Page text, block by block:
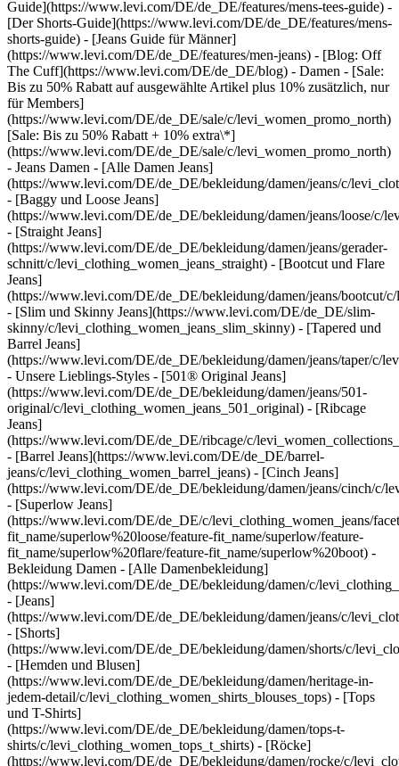
Guide](https://www.levi.com/DE/de_DE/features/mens-tees-guide) -
[Der Shorts-Guide](https://www.levi.com/DE/de_DE/features/mens-
shorts-guide) - [Jeans Guide für Männer]
(https://www.levi.com/DE/de_DE/features/men-jeans) - [Blog: Off
The Cuff](https://www.levi.com/DE/de_DE/blog) - Damen - [Sale:
Bis zu 50% Rabatt auf ausgewählte Artikel plus 10% zusätzlich, nur
für Members]
(https://www.levi.com/DE/de_DE/sale/c/levi_women_promo_north)
[Sale: Bis zu 50% Rabatt + 10% extra\*]
(https://www.levi.com/DE/de_DE/sale/c/levi_women_promo_north)
- Jeans Damen - [Alle Damen Jeans]
(https://www.levi.com/DE/de_DE/bekleidung/damen/jeans/c/
- [Baggy und Loose Jeans]
(https://www.levi.com/DE/de_DE/bekleidung/damen/jeans/loose/c/
- [Straight Jeans]
(https://www.levi.com/DE/de_DE/bekleidung/damen/jeans/gerader-
schnitt/c/levi_clothing_women_jeans_straight) - [Bootcut und Flare
Jeans]
(https://www.levi.com/DE/de_DE/bekleidung/damen/jeans/bootcut/
- [Slim und Skinny Jeans](https://www.levi.com/DE/de_DE/slim-
skinny/c/levi_clothing_women_jeans_slim_skinny) - [Tapered und
Barrel Jeans]
(https://www.levi.com/DE/de_DE/bekleidung/damen/jeans/taper/c/
- Unsere Lieblings-Styles - [501® Original Jeans]
(https://www.levi.com/DE/de_DE/bekleidung/damen/jeans/501-
original/c/levi_clothing_women_jeans_501_original) - [Ribcage
Jeans]
(https://www.levi.com/DE/de_DE/ribcage/c/
- [Barrel Jeans](https://www.levi.com/DE/de_DE/barrel-
jeans/c/levi_clothing_women_barrel_jeans) - [Cinch Jeans]
(https://www.levi.com/DE/de_DE/bekleidung/damen/jeans/cinch/c/
- [Superlow Jeans]
(https://www.levi.com/DE/de_DE/c/levi_clothing_women_jeans/
fit_name/superlow%20loose/feature-fit_name/superlow/feature-
fit_name/superlow%20flare/feature-fit_name/superlow%20boot) -
Bekleidung Damen - [Alle Damenbekleidung]
(https://www.levi.com/DE/de_DE/bekleidung/damen/c/
- [Jeans]
(https://www.levi.com/DE/de_DE/bekleidung/damen/jeans/c/
- [Shorts]
(https://www.levi.com/DE/de_DE/bekleidung/damen/shorts/c/
- [Hemden und Blusen]
(https://www.levi.com/DE/de_DE/bekleidung/damen/heritage-in-
jedem-detail/c/levi_clothing_women_shirts_blouses_tops) - [Tops
und T-Shirts]
(https://www.levi.com/DE/de_DE/bekleidung/damen/tops-t-
shirts/c/levi_clothing_women_tops_t_shirts) - [Röcke]
(https://www.levi.com/DE/de_DE/bekleidung/damen/rocke/c/